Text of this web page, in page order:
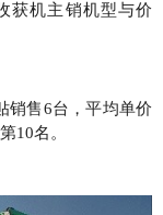
获机主销机型与价
销售6台，平均单价
10名。